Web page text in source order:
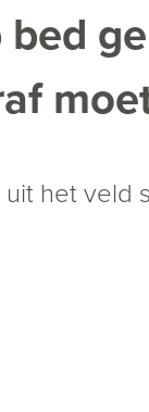
het veld